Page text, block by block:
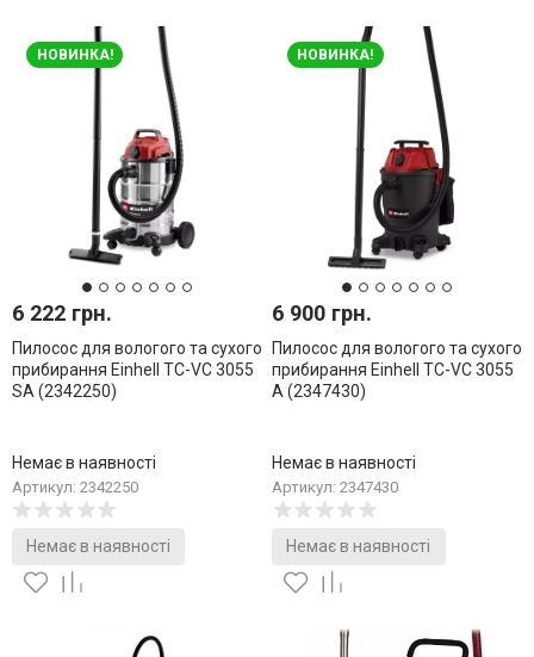
НОВИНКА!
6 222 грн.
Пилосос для вологого та сухого
прибирання Einhell TC-VC 3055
SA (2342250)
Немає в наявності
Артикул: 2342250
Немає в наявності
НОВИНКА!
6 900 грн.
Пилосос для вологого та сухого
прибирання Einhell TC-VC 3055
A (2347430)
Немає в наявності
Артикул: 2347430
Немає в наявності